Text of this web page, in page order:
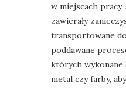
w miejscach
zawierały
transportowane
poddawane
których wykonane
metal czy farby,